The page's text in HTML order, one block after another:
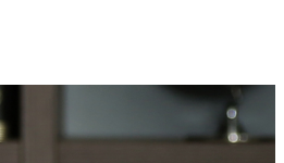
admin